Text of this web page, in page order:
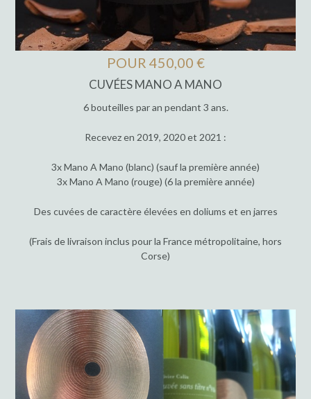
POUR 450,00 €
CUVÉES MANO A MANO
6 bouteilles par an pendant 3 ans.
Recevez en 2019, 2020 et 2021 :
3x Mano A Mano (blanc) (sauf la première année)
3x Mano A Mano (rouge) (6 la première année)
Des cuvées de caractère élevées en doliums et en jarres
(Frais de livraison inclus pour la France métropolitaine, hors
Corse)